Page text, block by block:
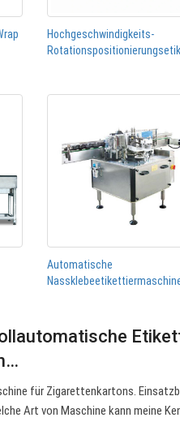
Hochgeschwindigkeits-
Automatische
für Zigarettenkartons.
Art von Maschine kann meine